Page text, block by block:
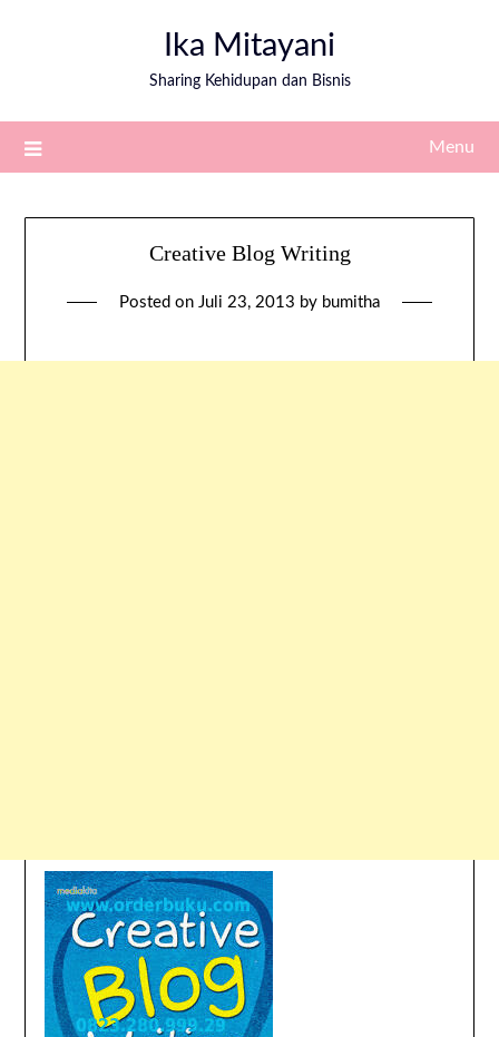
Ika Mitayani
Sharing Kehidupan dan Bisnis
Menu
Creative Blog Writing
Posted on Juli 23, 2013 by bumitha